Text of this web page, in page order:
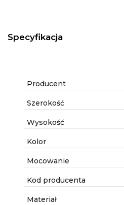
Specyfikacja
Producent
Szerokość
Wysokość
Kolor
Mocowanie
Kod producenta
Materiał